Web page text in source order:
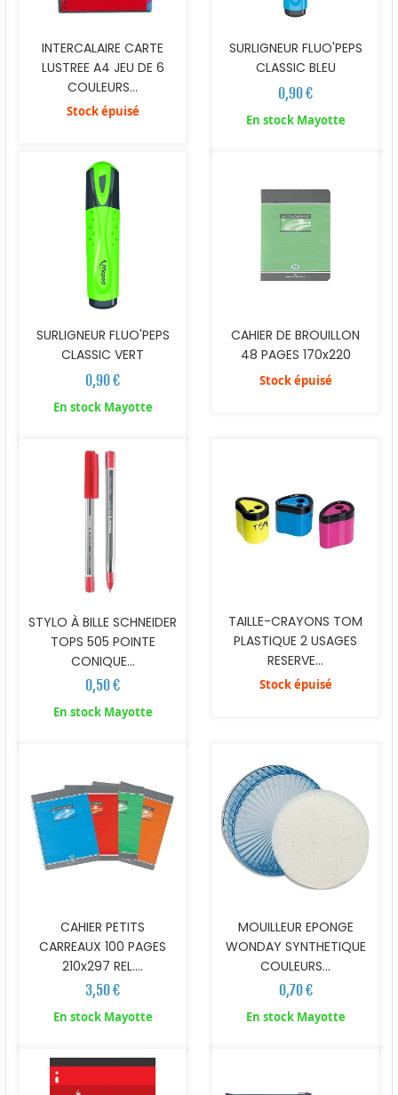
INTERCALAIRE CARTE
LUSTREE A4 JEU DE 6
COULEURS...
Stock épuisé
SURLIGNEUR FLUO'PEPS
CLASSIC BLEU
0,90 €
En stock Mayotte
SURLIGNEUR FLUO'PEPS
CLASSIC VERT
0,90 €
En stock Mayotte
CAHIER DE BROUILLON
48 PAGES 170x220
Stock épuisé
STYLO À BILLE SCHNEIDER
TOPS 505 POINTE
CONIQUE...
0,50 €
En stock Mayotte
TAILLE-CRAYONS TOM
PLASTIQUE 2 USAGES
RESERVE...
Stock épuisé
CAHIER PETITS
CARREAUX 100 PAGES
210x297 REL....
3,50 €
En stock Mayotte
MOUILLEUR EPONGE
WONDAY SYNTHETIQUE
COULEURS...
0,70 €
En stock Mayotte